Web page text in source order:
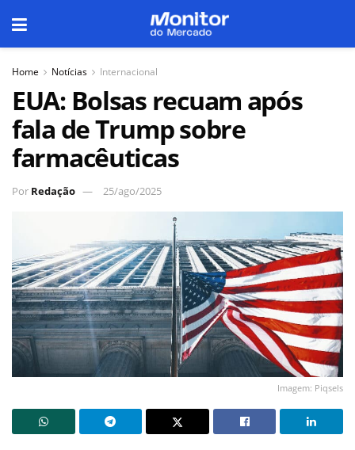
Home Notícias Internacional
EUA: Bolsas recuam após
fala de Trump sobre
farmacêuticas
Por Redação 25/ago/2025
Imagem: Piqsels